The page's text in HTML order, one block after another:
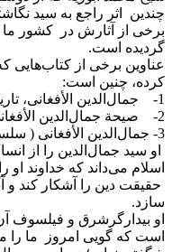
چندین اثر راجع به سید
برخی از آثارش در کشور
گردیده است.
عناوین برخی از کتاب‌هایی
کرده، چنین است:
1- جمال‌الدین الأفغانی، تاریخه و رسالته و مبادئه
2- صیحة جمال‌الدین الأفغانی
3- جمال‌الدین الأفغانی ( سلسلة نوابغ الفکر العربی)
او سید جمال‌الدین را از
اسلام می‌داند که خداوند او
حقیقت دین را آشکار کند و
سازد.
او بیدارگرشرق و فیلسوف
است که گویی امروز ما